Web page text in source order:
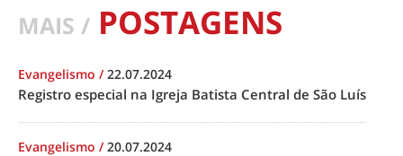
MAIS / POSTAGENS
Evangelismo /22.07.2024
Registro especial na Igreja Batista Central de São Luís
Evangelismo /20.07.2024